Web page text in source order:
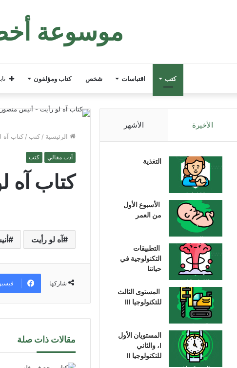
موسوعة
كتب اقتباسات شخص كتاب ومؤلفون
الرئيسية / كتب / كتاب آه
أدب مقالي كتب
كتاب آه
آه لو رأيت
شاركها
مقالات ذات صلة
الأخيرة الأشهر
التغذية
الأسبوع الأول
من العمر
التطبيقات
التكنولوجية في
حياتنا
المستوى الثالث
للتكنولوجيا III
المستويان الأول
I، والثاني
للتكنولوجيا II